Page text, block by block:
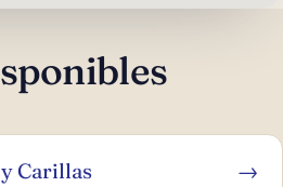
Carillas →